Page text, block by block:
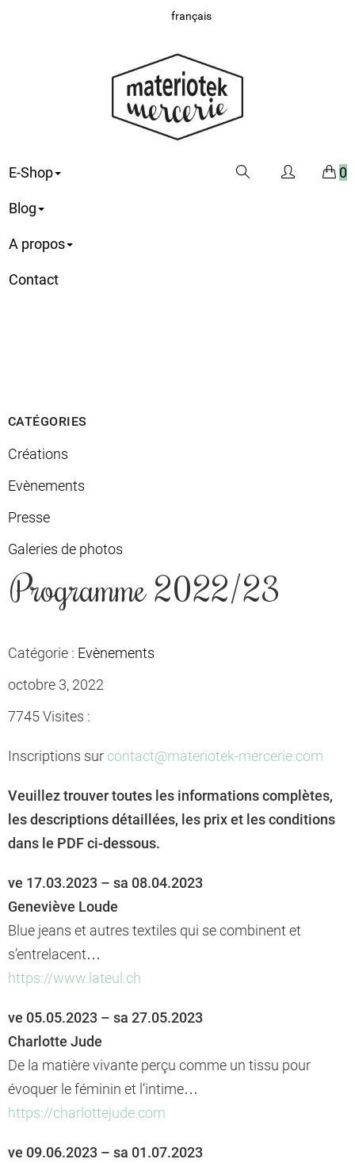
français
E-Shop
Blog
A propos
Contact
0
CATÉGORIES
Créations
Evènements
Presse
Galeries de photos
Programme 2022/23
Catégorie : Evènements
octobre 3, 2022
7745 Visites :
Inscriptions sur contact@materiotek-mercerie.com
Veuillez trouver toutes les informations complètes,
les descriptions détaillées, les prix et les conditions
dans le PDF ci-dessous.
ve 17.03.2023 – sa 08.04.2023
Geneviève Loude
Blue jeans et autres textiles qui se combinent et
s’entrelacent…
https://www.lateul.ch
ve 05.05.2023 – sa 27.05.2023
Charlotte Jude
De la matière vivante perçu comme un tissu pour
évoquer le féminin et l‘intime…
https://charlottejude.com
ve 09.06.2023 – sa 01.07.2023